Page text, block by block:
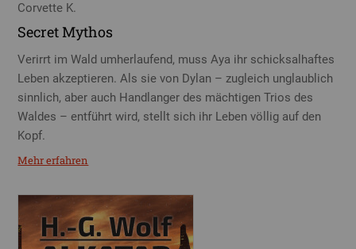
Corvette K.
Secret Mythos
Verirrt im Wald umherlaufend, muss Aya ihr schicksalhaftes
Leben akzeptieren. Als sie von Dylan – zugleich unglaublich
sinnlich, aber auch Handlanger des mächtigen Trios des
Waldes – entführt wird, stellt sich ihr Leben völlig auf den
Kopf.
Mehr erfahren